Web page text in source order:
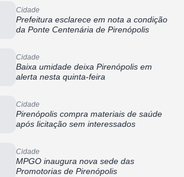
Cidade
Prefeitura esclarece em nota a condição
da Ponte Centenária de Pirenópolis
Cidade
Baixa umidade deixa Pirenópolis em
alerta nesta quinta-feira
Cidade
Pirenópolis compra materiais de saúde
após licitação sem interessados
Cidade
MPGO inaugura nova sede das
Promotorias de Pirenópolis